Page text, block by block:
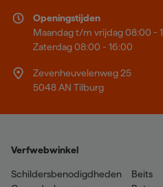
Openingstijden
Maandag t/m vrijdag 08:00 -
Zaterdag 08:00 - 16:00
Zevenheuvelenweg 25
5048 AN Tilburg
Verfwebwinkel
Schildersbenodigdheden
Beits